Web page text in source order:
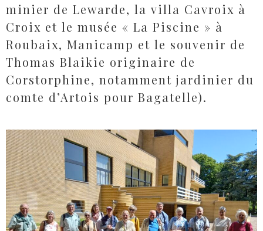
minier de Lewarde, la villa Cavroix à
Croix et le musée « La Piscine » à
Roubaix, Manicamp et le souvenir de
Thomas Blaikie originaire de
Corstorphine, notamment jardinier du
comte d’Artois pour Bagatelle).